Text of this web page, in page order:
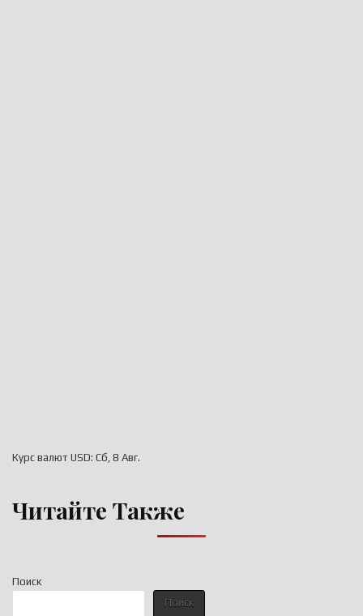
Поиск
Поиск
Курс валют USD: Сб, 8 Авг.
Читайте Также